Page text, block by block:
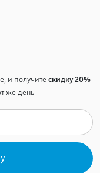
и получитескидку 20%
же день